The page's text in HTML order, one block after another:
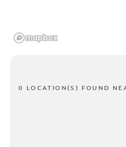
0 LOCATION(S) FOUND